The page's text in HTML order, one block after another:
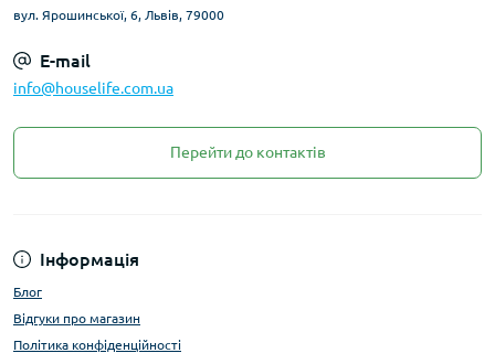
вул. Ярошинської, 6, Львів, 79000
E-mail
info@houselife.com.ua
Перейти до контактів
Інформація
Блог
Відгуки про магазин
Політика конфіденційності